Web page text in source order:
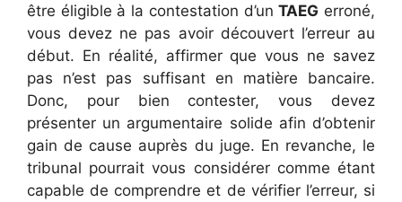
être éligible à la contestation d’unTAEG erroné,
vous devez ne pas avoir découvert l’erreur au
début. En réalité, affirmer que vous ne savez
pas n’est pas suffisant en matière bancaire.
Donc, pour bien contester, vous devez
présenter un argumentaire solide afin d’obtenir
gain de cause auprès du juge. En revanche, le
tribunal pourrait vous considérer comme étant
capable de comprendre et de vérifier l’erreur, si